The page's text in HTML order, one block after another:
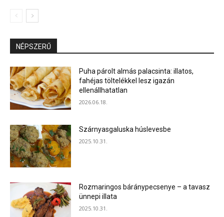
NÉPSZERŰ
Puha párolt almás palacsinta: illatos,
fahéjas töltelékkel lesz igazán
ellenállhatatlan
2026.06.18.
Szárnyasgaluska húslevesbe
2025.10.31.
Rozmaringos báránypecsenye – a tavasz
ünnepi illata
2025.10.31.